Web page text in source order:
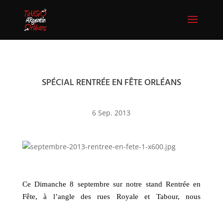
SPÉCIAL RENTRÉE EN FÊTE ORLÉANS
6 Sep. 2013
Ce Dimanche 8 septembre sur notre stand Rentrée en
Fête, à l’angle des rues Royale et Tabour, nous